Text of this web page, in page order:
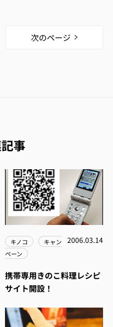
次のページ
事
キノコ
キャン
ペーン
2006.03.14
携帯専用きのこ料理レシピ
サイト開設！